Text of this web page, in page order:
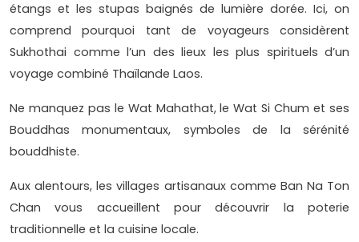
étangs et les stupas baignés de lumière dorée. Ici, on
comprend pourquoi tant de voyageurs considèrent
Sukhothai comme l’un des lieux les plus spirituels d’un
voyage combiné Thaïlande Laos.
Ne manquez pas le Wat Mahathat, le Wat Si Chum et ses
Bouddhas monumentaux, symboles de la sérénité
bouddhiste.
Aux alentours, les villages artisanaux comme Ban Na Ton
Chan vous accueillent pour découvrir la poterie
traditionnelle et la cuisine locale.